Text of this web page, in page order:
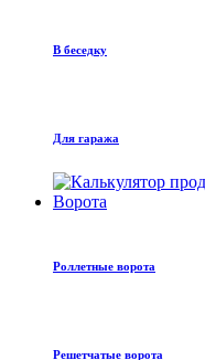
В беседку
Для гаража
Ворота
Роллетные ворота
Решетчатые ворота